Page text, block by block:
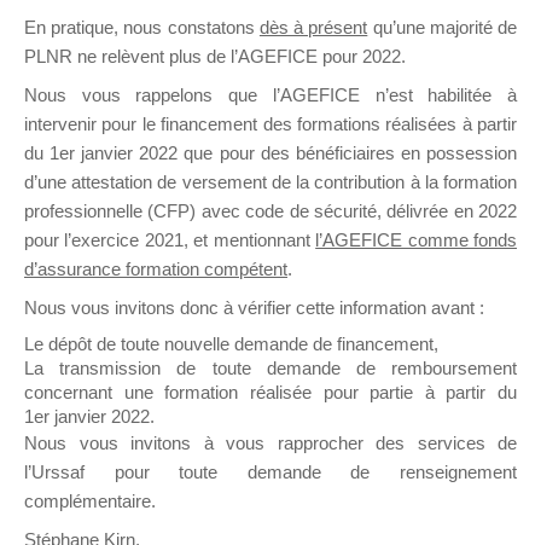
il y a un mois
Ce groupe est destiné aux Organismes de
Formation qui souhaitent répondre à l’Appel à
Propositions Mallette du Dirigeant.
Ce groupe propose un forum dédié au support
sur lequel il est possible de laisser un message
ou poser une question.
NB : Il est nécessaire d’être
pouvoir rejoindre ce groupe
En pratique, nous constatons dès à présent qu’une majorité de
PLNR ne relèvent plus de l’AGEFICE pour 2022.
Nous vous rappelons que l’AGEFICE n’est habilitée à
intervenir pour le financement des formations réalisées à partir
du 1er janvier 2022 que pour des bénéficiaires en possession
d’une attestation de versement de la contribution à la formation
professionnelle (CFP) avec code de sécurité, délivrée en 2022
pour l’exercice 2021, et mentionnant l’AGEFICE comme fonds
d’assurance formation compétent.
Nous vous invitons donc à vérifier cette information avant :
Le dépôt de toute nouvelle demande de financement,
La transmission de toute demande de remboursement
concernant une formation réalisée pour partie à partir du
1er janvier 2022.
Nous vous invitons à vous rapprocher des services de
l’Urssaf pour toute demande de renseignement
complémentaire.
Stéphane Kirn,